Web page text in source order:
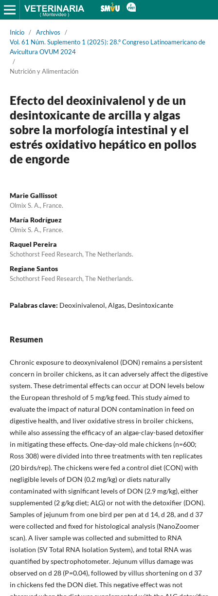
Inicio / Archivos
/
Vol. 61 Núm. Suplemento 1 (2025): 28.° Congreso Latinoamericano de
Avicultura OVUM 2024
/
Nutrición y Alimentación
Efecto del deoxinivalenol y de un
desintoxicante de arcilla y algas
sobre la morfología intestinal y el
estrés oxidativo hepático en pollos
de engorde
Marie Gallissot
Olmix S. A., France.
María Rodríguez
Olmix S. A., France.
Raquel Pereira
Schothorst Feed Research, The Netherlands.
Regiane Santos
Schothorst Feed Research, The Netherlands.
Palabras clave: Deoxinivalenol, Algas, Desintoxicante
Resumen
Chronic exposure to deoxynivalenol (DON) remains a persistent
concern in broiler chickens, as it can adversely affect the digestive
system. These detrimental effects can occur at DON levels below
the European threshold of 5 mg/kg feed. This study aimed to
evaluate the impact of natural DON contamination in feed on
digestive health, and liver oxidative stress in broiler chickens,
while also assessing the efficacy of an algae-clay-based detoxifier
in mitigating these effects. One-day-old male chickens (n=600;
Ross 308) were divided into three treatments with ten replicates
(20 birds/rep). The chickens were fed a control diet (CON) with
negligible levels of DON (0.2 mg/kg) or diets naturally
contaminated with significant levels of DON (2.9 mg/kg), either
supplemented (2 g/kg diet; ALG) or not with the detoxifier (DON).
Samples of jejunum from one bird per pen at d 14, d 28, and d 37
were collected and fixed for histological analysis (NanoZoomer
scan). A liver sample was collected and submitted to RNA
isolation (SV Total RNA Isolation System), and total RNA was
quantified by spectrophotometer. Jejunum villus damage was
observed on d 28 (P=0.04), followed by villus shortening on d 37
in chickens fed the DON diet. This negative effect was not